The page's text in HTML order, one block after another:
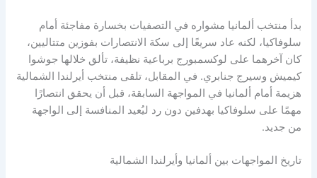
بدأ منتخب ألمانيا مشواره في التصفيات بخسارة مفاجئة أمام
سلوفاكيا، لكنه عاد سريعًا إلى سكة الانتصارات بفوزين متتاليين،
كان آخرهما على لوكسمبورج برباعية نظيفة، تألق خلالها جوشوا
كيميش وسيرج جنابري. في المقابل، تلقى منتخب أيرلندا الشمالية
هزيمة أمام ألمانيا في المواجهة السابقة، قبل أن يحقق انتصارًا
مهمًا على سلوفاكيا بهدفين دون رد ليُعيد المنافسة إلى الواجهة
من جديد.
تاريخ المواجهات بين ألمانيا وأيرلندا الشمالية